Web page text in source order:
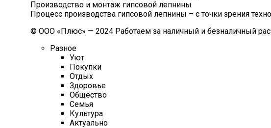
Производство и монтаж гипсовой лепнины
Процесс производства гипсовой лепнины – с точки зрения
© ООО «Плюс» — 2024 Работаем за наличный и безналичный
Разное
Уют
Покупки
Отдых
Здоровье
Общество
Семья
Культура
Актуально